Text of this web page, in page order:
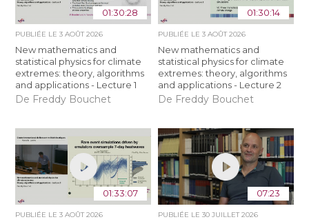
01:30:28
PUBLIÉE LE3 AOÛT 2026
New mathematics and
statistical physics for climate
extremes: theory, algorithms
and applications - Lecture 1
De Freddy Bouchet
01:30:14
PUBLIÉE LE 3 AOÛT 2026
New mathematics and
statistical physics for climate
extremes: theory, algorithms
and applications - Lecture 2
De Freddy Bouchet
01:33:07
PUBLIÉE LE3 AOÛT 2026
07:23
PUBLIÉE LE 30 JUILLET 2026